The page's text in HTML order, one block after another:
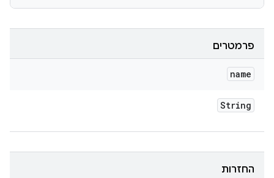
פרמטרים
name
String
החזרות